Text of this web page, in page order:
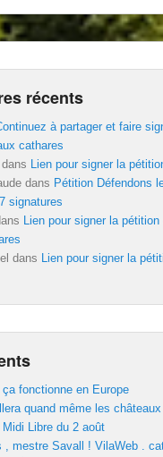
récents
à partager et faire
cathares
dans Lien pour signer la
dans Pétition Défendons
signatures
Lien pour signer la
dans Lien pour signer la
fonctionne en Europe
quand même les
Libre du 2 août
, mestre Savall ! VilaWeb .